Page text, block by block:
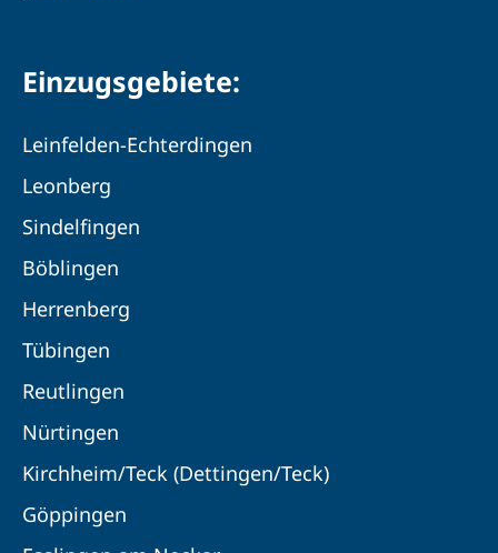
Einzugsgebiete:
Leinfelden-Echterdingen
Leonberg
Sindelfingen
Böblingen
Herrenberg
Tübingen
Reutlingen
Nürtingen
Kirchheim/Teck (Dettingen/Teck)
Göppingen